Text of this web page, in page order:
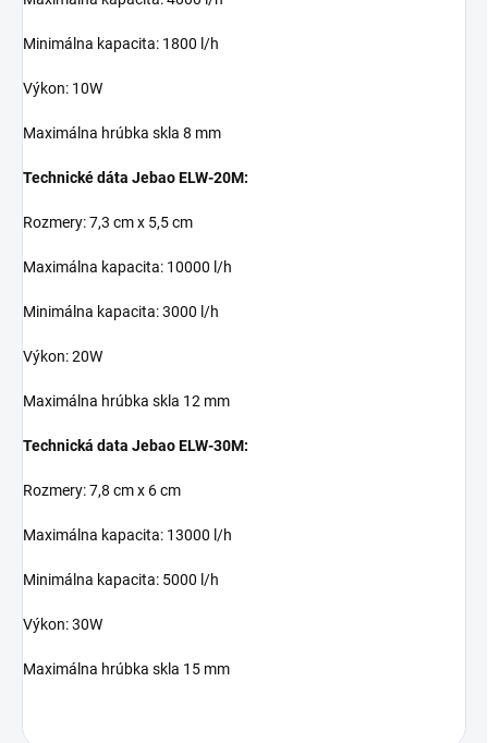
Minimálna kapacita: 1800 l/h
Výkon: 10W
Maximálna hrúbka skla 8 mm
Technické dáta Jebao ELW-20M:
Rozmery: 7,3 cm x 5,5 cm
Maximálna kapacita: 10000 l/h
Minimálna kapacita: 3000 l/h
Výkon: 20W
Maximálna hrúbka skla 12 mm
Technická data Jebao ELW-30M:
Rozmery: 7,8 cm x 6 cm
Maximálna kapacita: 13000 l/h
Minimálna kapacita: 5000 l/h
Výkon: 30W
Maximálna hrúbka skla 15 mm